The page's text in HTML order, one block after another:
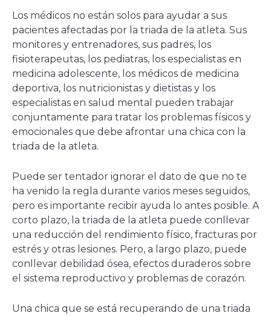
Los médicos no están solos para ayudar a sus
pacientes afectadas por la triada de la atleta. Sus
monitores y entrenadores, sus padres, los
fisioterapeutas, los pediatras, los especialistas en
medicina adolescente, los médicos de medicina
deportiva, los nutricionistas y dietistas y los
especialistas en salud mental pueden trabajar
conjuntamente para tratar los problemas físicos y
emocionales que debe afrontar una chica con la
triada de la atleta.
Puede ser tentador ignorar el dato de que no te
ha venido la regla durante varios meses seguidos,
pero es importante recibir ayuda lo antes posible. A
corto plazo, la triada de la atleta puede conllevar
una reducción del rendimiento físico, fracturas por
estrés y otras lesiones. Pero, a largo plazo, puede
conllevar debilidad ósea, efectos duraderos sobre
el sistema reproductivo y problemas de corazón.
Una chica que se está recuperando de una triada